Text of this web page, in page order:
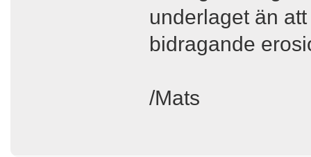
underlaget än
bidragande
/Mats